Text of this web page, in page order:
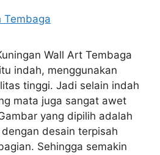
Wall Art Tembaga
indah, menggunakan
tinggi. Jadi selain indah
mata juga sangat awet
yang dipilih adalah
desain terpisah
Sehingga semakin